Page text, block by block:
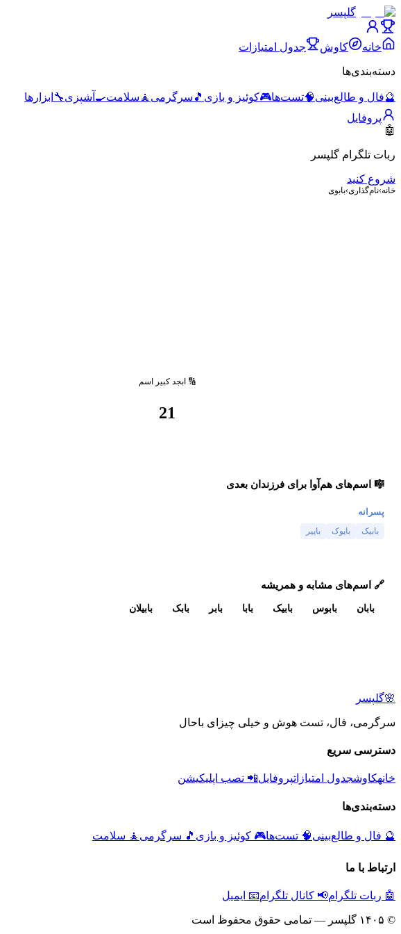
گلپسر
خانه کاوش جدول امتیازات
دسته‌بندی‌ها
🔮فال و طالع‌بینی🧠تست‌ها🎮کوئیز و بازی 🎵 سرگرمی 🧘 سلامت🍳 آشپزی🔧 ابزارها
پروفایل
🤖
ربات تلگرام گلپسر
شروع کنید
خانه›نام‌گذاری›بابوی
🔢 ابجد کبیر اسم
21
🎼 اسم‌های هم‌آوا برای فرزندان بعدی
پسرانه
بابیک باپوک باپیر
🔗 اسم‌های مشابه و همریشه
بابان بابوس بابیک بابا بابر بابک بابیلان
🌸گلپسر
سرگرمی، فال، تست هوش و خیلی چیزای باحال
دسترسی سریع
خانهکاوشجدول امتیازاتپروفایل📲 نصب اپلیکیشن
دسته‌بندی‌ها
🔮 فال و طالع‌بینی🧠 تست‌ها🎮 کوئیز و بازی 🎵 سرگرمی 🧘 سلامت
ارتباط با ما
🤖 ربات تلگرام📢 کانال تلگرام📧 ایمیل
© ۱۴۰۵ گلپسر — تمامی حقوق محفوظ است